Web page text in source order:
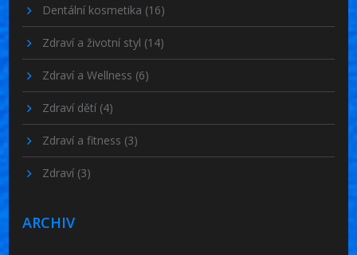
Dentální kosmetika (16)
Zdraví a životní styl (14)
Zdraví a Wellness (6)
Zdraví dětí (4)
Zdraví a fitness (3)
Zdraví (3)
ARCHIV